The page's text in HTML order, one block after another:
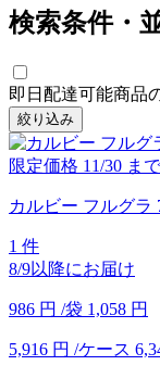
検索条件・
即日配達可能商品
絞り込み
限定価格 11/30 まで
カルビー フルグラ
1 件
8/9以降にお届け
986 円 /袋 1,058 円
5,916 円 /ケース